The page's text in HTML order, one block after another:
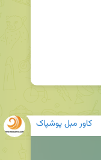
کاور مبل پوشپاک